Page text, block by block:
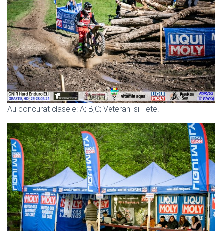
Au concurat clasele: A; B;C; Veterani si Fete.